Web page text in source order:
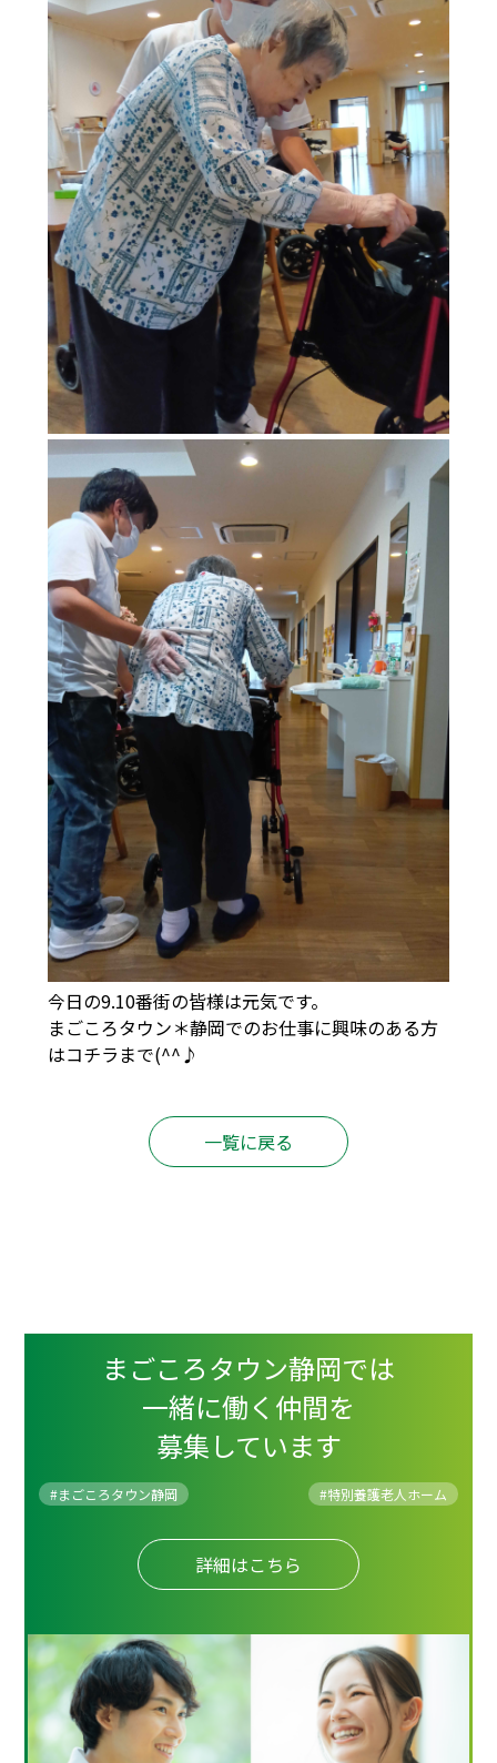
今日の9.10番街の皆様は元気です。
まごころタウン＊静岡でのお仕事に興味のある方
はコチラ まで(^^♪
一覧に戻る
まごころタウン静岡では
一緒に働く仲間を
募集しています
#まごころタウン静岡 #特別養護老人ホーム
詳細はこちら